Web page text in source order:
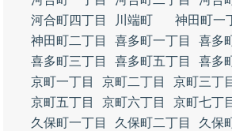
河合町四丁目
川端町
神田町一
神田町二丁目
喜多町一丁目
喜多
喜多町三丁目
喜多町五丁目
喜多
京町一丁目
京町二丁目 京町三丁
京町五丁目
京町六丁目
京町七丁
久保町一丁目
久保町二丁目
久保